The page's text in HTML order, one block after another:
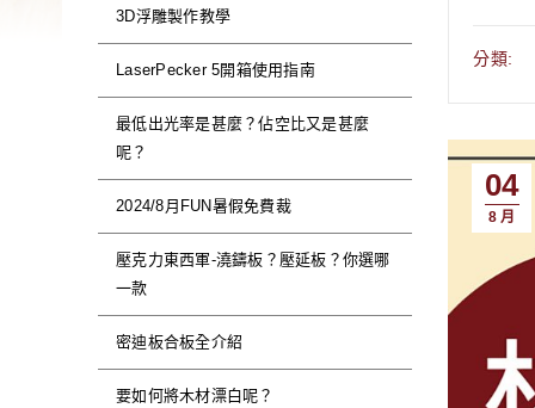
3D浮雕製作教學
LaserPecker 5開箱使用指南
最低出光率是甚麼？佔空比又是甚麼
呢？
2024/8月FUN暑假免費裁
壓克力東西軍-澆鑄板？壓延板？你選哪
一款
密迪板合板全介紹
要如何將木材漂白呢？
如果不是（例如
LP5。 2、開啟文件 在軟體中開啟.lp2檔。 3、匯出文件 點選右上角【檔案】並選擇【匯出為 LPB】。 ※此選項需要連接
機器後才會出現 二之一、浮雕類型檔案存檔範例 1
雕製作教學）。 2、設定雕刻參數，包括雕刻尺寸、功率、
物件的位置，預覽
字元）並儲存到所需位置。 為了
軟體中讀取。 因此，建議在儲存檔案名稱時包含參數資訊（例如，XXX-
度-層高），以便更
2、如何在 APP 中讀取
分類:
04
8 月